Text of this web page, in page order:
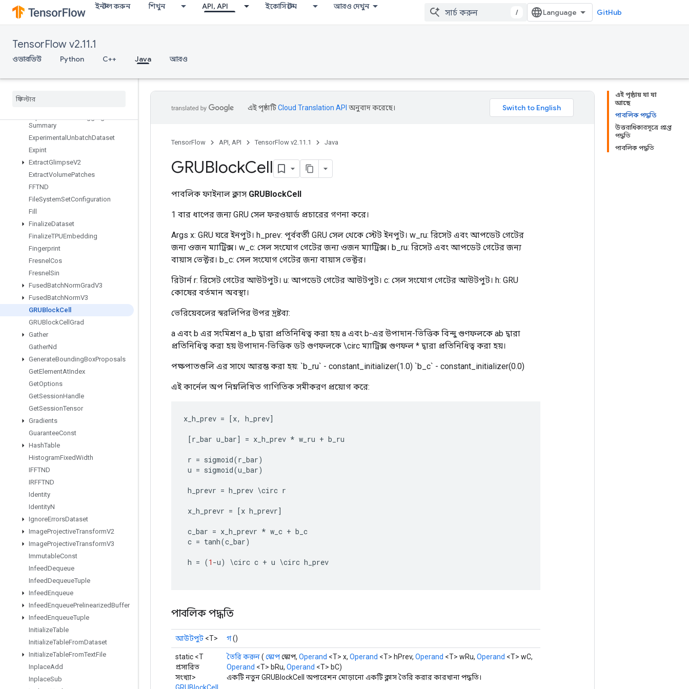
ইনস্টল করুন শিখুন API, API ইকোসিস্টেম আরও দেখুন
/ GitHub
TensorFlow v2.11.1
ওভারভিউ Python C++ Java আরও
taset
ExperimentalRandomDataset
ExperimentalSetStatsAggregator
Experimental Sliding
Window
Experimental
Summary
Experimental UnbatchDataset
Expint
ExtractGlimpseV2
ExtractVolumePatches
FFTND
FileSystemSetConfiguration
Fill
FinalizeDataset
FinalizeTPUEmbedding
Fingerprint
Fresnel Cos
Fresnel Sin
FusedBatchNormGradV3
FusedBatchNormV3
GRUBlockCell
GRUBlockCell Grad
Gather
GatherNd
GenerateBoundingBoxProposals
GetElementAtIndex
GetOptions
GetSessionHandle
GetSessionTensor
Gradients
GuaranteeConst
HashTable
HistogramFixedWidth
IFFTND
IRFFTND
Identity
IdentityN
IgnoreErrorsDataset
ImageProjectiveTransformV2
ImageProjectiveTransformV3
ImmutableConst
InfeedDequeue
InfeedDequeueTuple
InfeedEnqueue
InfeedEnqueuePrelinearizedBuffer
InfeedEnqueueTuple
InitializeTable
InitializeTableFromDataset
InitializeTableFromTextFile
InplaceAdd
InplaceSub
এই পৃষ্ঠায় যা যা
আছে
পাবলিক পদ্ধতি
উত্তরাধিকারসূত্রে প্রাপ্ত
পদ্ধতি
পাবলিক পদ্ধতি
এই পৃষ্ঠাটিCloud Translation API অনুবাদ করেছে।
TensorFlow API, API TensorFlow v2.11.1 Java
GRUBlockCell
পাবলিক ফাইনাল ক্লাস GRUBlockCell
1 বার ধাপের জন্য GRU সেল ফরওয়ার্ড প্রচারের গণনা করে।
Args x: GRU ঘরে ইনপুট। h_prev: পূর্ববর্তী GRU সেল থেকে স্টেট ইনপুট। w_ru: রিসেট এবং আপডেট গেটের
জন্য ওজন ম্যাট্রিক্স। w_c: সেল সংযোগ গেটের জন্য ওজন ম্যাট্রিক্স। b_ru: রিসেট এবং আপডেট গেটের জন্য
বায়াস ভেক্টর। b_c: সেল সংযোগ গেটের জন্য বায়াস ভেক্টর।
রিটার্ন r: রিসেট গেটের আউটপুট। u: আপডেট গেটের আউটপুট। c: সেল সংযোগ গেটের আউটপুট। h: GRU
কোষের বর্তমান অবস্থা।
ভেরিয়েবলের স্বরলিপির উপর দ্রষ্টব্য:
a এবং b এর সংমিশ্রণ a_b দ্বারা প্রতিনিধিত্ব করা হয় a এবং b-এর উপাদান-ভিত্তিক বিন্দু গুণফলকে ab দ্বারা
প্রতিনিধিত্ব করা হয় উপাদান-ভিত্তিক ডট গুণফলকে \circ ম্যাট্রিক্স গুণফল * দ্বারা প্রতিনিধিত্ব করা হয়।
পক্ষপাতগুলি এর সাথে আরম্ভ করা হয়: `b_ru` - constant_initializer(1.0) `b_c` - constant_initializer(0.0)
এই কার্নেল অপ নিম্নলিখিত গাণিতিক সমীকরণ প্রয়োগ করে:
x_h_prev = [x, h_prev]
[r_bar u_bar] = x_h_prev * w_ru + b_ru
r = sigmoid(r_bar)
u = sigmoid(u_bar)
h_prevr = h_prev \circ r
x_h_prevr = [x h_prevr]
c_bar = x_h_prevr * w_c + b_c
c = tanh(c_bar)
h = (1 -u) \circ c + u \circ h_prev
পাবলিক পদ্ধতি
আউটপুট <T> গ()
static <T
প্রসারিত
সংখ্যা>
তৈরি করুন( স্কোপস্কোপ, Operand <T> x, Operand <T> hPrev, Operand <T> wRu, Operand <T> wC,
Operand <T> bRu, Operand <T> bC)
একটি নতুন GRUBlockCell অপারেশন মোড়ানো একটি ক্লাস তৈরি করার কারখানা পদ্ধতি।